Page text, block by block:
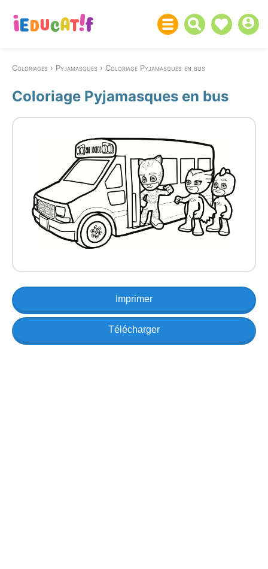
Coloriages Pyjamasques Coloriage Pyjamasques en bus
Coloriage Pyjamasques en bus
Imprimer
Télécharger